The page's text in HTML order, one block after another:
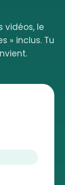
vidéos, le
» inclus. Tu